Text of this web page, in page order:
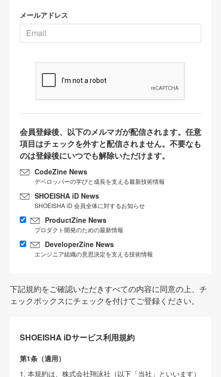
メールアドレス
会員登録後、以下のメルマガが配信されます。任意
項目はチェックを外すと配信されません。不要なも
のは登録後にいつでも解除いただけます。
CodeZine News
デベロッパーの学びと成長を支える最新技術情報
SHOEISHA iD News
SHOEISHA iD 会員全体に対するお知らせ
ProductZine News
プロダクト開発のための最新情報
DeveloperZine News
エンジニア組織の意思決定を支える技術情報
下記規約をご確認いただきすべての内容に同意の上、チ
ェックボックスにチェックを付けてご登録ください。
SHOEISHA iDサービス利用規約
第1条（適用）
1. 本規約は、株式会社翔泳社（以下「当社」といいます）